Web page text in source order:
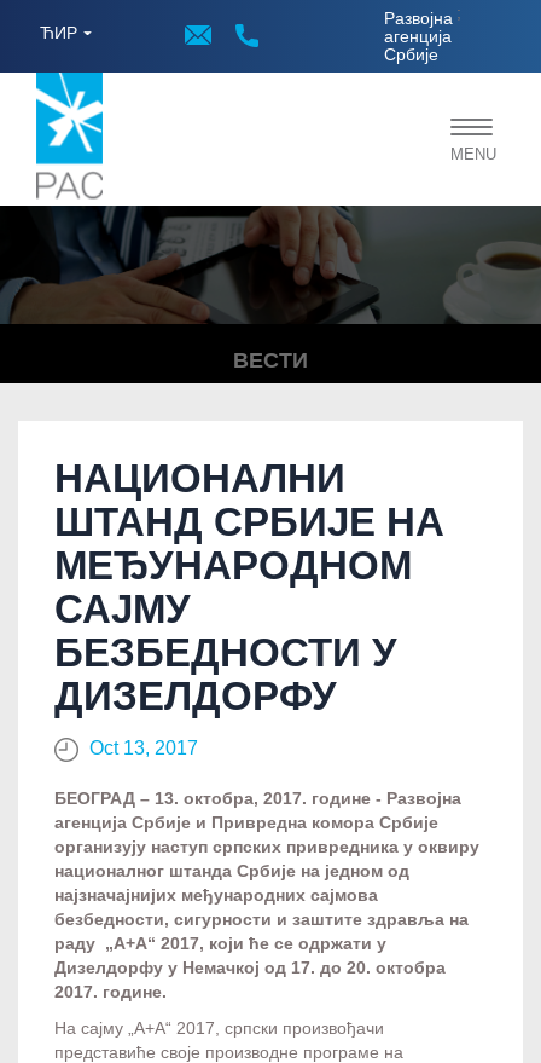
ЋИР
Развојна
агенција
Србије
;
Toggle
MENU
ВЕСТИ
НАЦИОНАЛНИ
ШТАНД СРБИЈЕ НА
МЕЂУНАРОДНОМ
САЈМУ
БЕЗБЕДНОСТИ У
ДИЗЕЛДОРФУ
Oct 13, 2017
БЕОГРАД – 13. октобра, 2017. године - Развојна
агенција Србије и Привредна комора Србије
организују наступ српских привредника у оквиру
националног штанда Србије на једном од
најзначајнијих међународних сајмова
безбедности, сигурности и заштите здравља на
раду „А+А“ 2017, који ће се одржати у
Дизелдорфу у Немачкој од 17. до 20. октобра
2017. године.
На сајму „А+А“ 2017, српски произвођачи
представиће своје производне програме на